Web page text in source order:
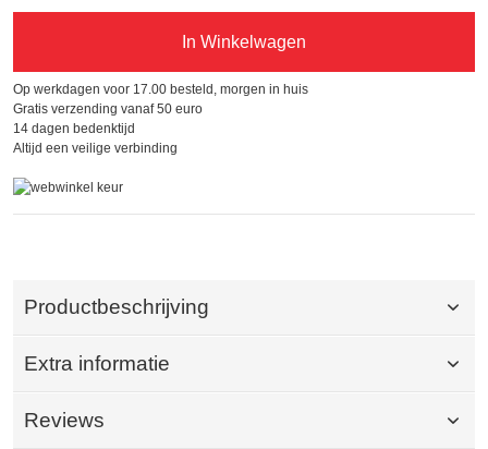
In Winkelwagen
Op werkdagen voor 17.00 besteld, morgen in huis
Gratis verzending vanaf 50 euro
14 dagen bedenktijd
Altijd een veilige verbinding
Productbeschrijving
Extra informatie
Reviews